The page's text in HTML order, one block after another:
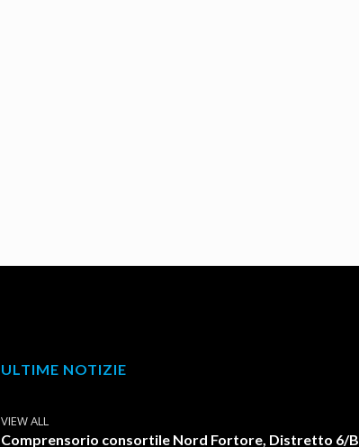
ULTIME NOTIZIE
VIEW ALL
Comprensorio consortile Nord Fortore, Distretto 6/B